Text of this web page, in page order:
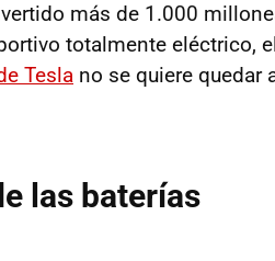
más de 1.000
totalmente eléctrico,
Tesla no se quiere quedar
las baterías